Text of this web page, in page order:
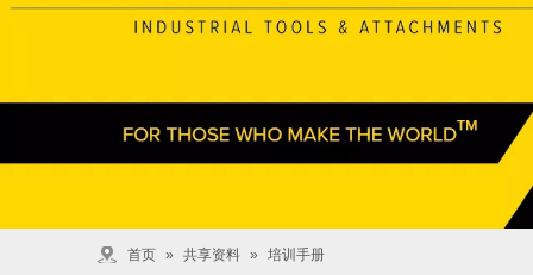
首页 » 共享资料 » 培训手册